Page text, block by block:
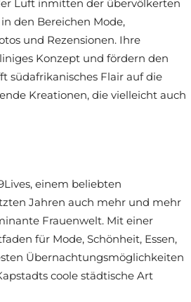
Luft inmitten der übervölkerten
den Bereichen Mode,
und Rezensionen. Ihre
Konzept und fördern den
südafrikanisches Flair auf die
Kreationen, die vielleicht auch
einem beliebten
Jahren auch mehr und mehr
Frauenwelt. Mit einer
für Mode, Schönheit, Essen,
Übernachtungsmöglichkeiten
coole städtische Art